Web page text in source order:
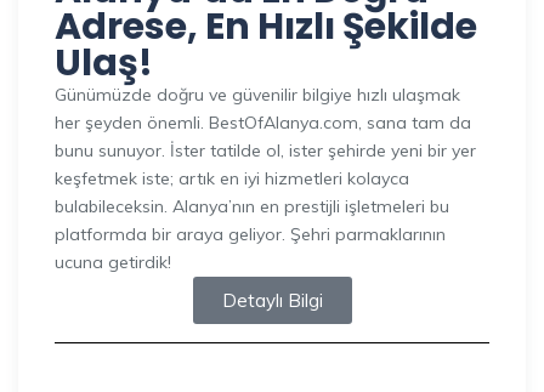
Adrese, En Hızlı Şekilde
Ulaş!
Günümüzde doğru ve güvenilir bilgiye hızlı ulaşmak
her şeyden önemli. BestOfAlanya.com, sana tam da
bunu sunuyor. İster tatilde ol, ister şehirde yeni bir yer
keşfetmek iste; artık en iyi hizmetleri kolayca
bulabileceksin. Alanya’nın en prestijli işletmeleri bu
platformda bir araya geliyor. Şehri parmaklarının
ucuna getirdik!
Detaylı Bilgi